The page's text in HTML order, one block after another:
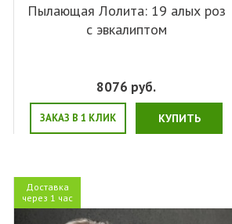
Пылающая Лолита: 19 алых роз
с эвкалиптом
8076 руб.
ЗАКАЗ В 1 КЛИК КУПИТЬ
Доставка
через 1 час